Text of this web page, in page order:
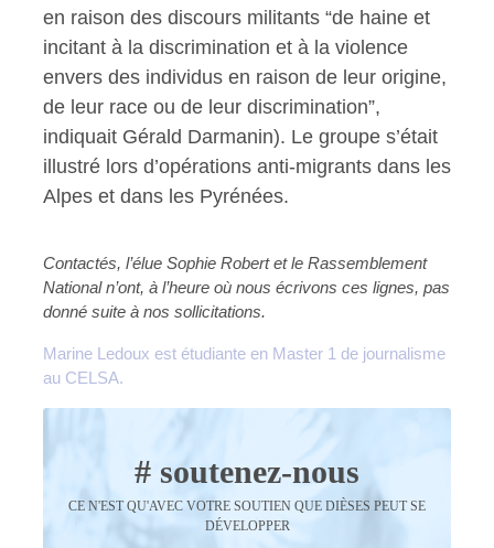
en raison des discours militants “de haine et
incitant à la discrimination et à la violence
envers des individus en raison de leur origine,
de leur race ou de leur discrimination”,
indiquait Gérald Darmanin). Le groupe s’était
illustré lors d’opérations anti-migrants dans les
Alpes et dans les Pyrénées.
Contactés, l’élue Sophie Robert et le Rassemblement
National n’ont, à l’heure où nous écrivons ces lignes, pas
donné suite à nos sollicitations.
Marine Ledoux est étudiante en Master 1 de journalisme
au CELSA.
# soutenez-nous
CE N'EST QU'AVEC VOTRE SOUTIEN QUE DIÈSES PEUT SE
DÉVELOPPER